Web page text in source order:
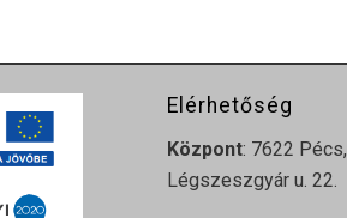
Elérhetőség
Központ: 7622 Pécs,
Légszeszgyár u. 22.